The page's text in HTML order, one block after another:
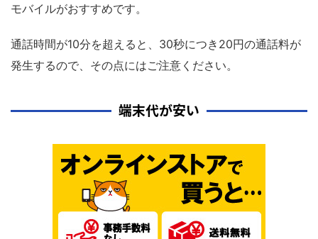
モバイルがおすすめです。
通話時間が10分を超えると、30秒につき20円の通話料が
発生するので、その点にはご注意ください。
端末代が安い